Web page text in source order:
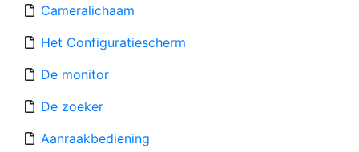
Cameralichaam
Het Configuratiescherm
De monitor
De zoeker
Aanraakbediening